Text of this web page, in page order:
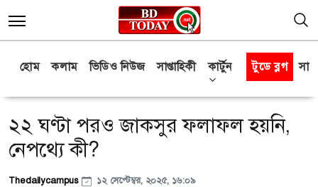
হোম কলাম ভিডিও নিউজ সাপ্তাহিকী কার্টুন টুডে ব্লগ
২২ ঘণ্টা পরও জাকসুর ফলাফল হয়নি,
নেপথ্যে কী?
Thedailycampus ১২ সেপ্টেম্বর, ২০২৫, ১৬:০৯